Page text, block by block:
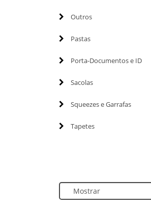
Outros
Pastas
Porta-Documentos e ID
Sacolas
Squeezes e Garrafas
Tapetes